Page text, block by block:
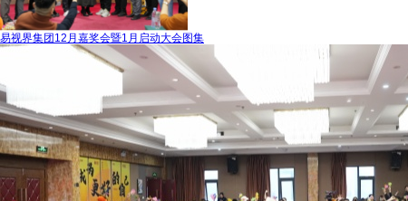
易视界集团12月嘉奖会暨1月启动大会图集